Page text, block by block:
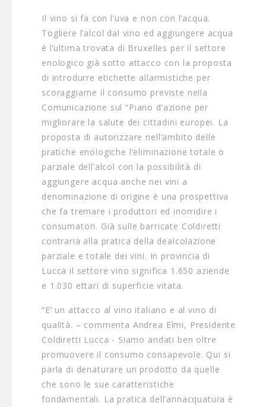
Il vino si fa con l’uva e non con l’acqua.
Togliere l’alcol dal vino ed aggiungere acqua
è l’ultima trovata di Bruxelles per il settore
enologico già sotto attacco con la proposta
di introdurre etichette allarmistiche per
scoraggiarne il consumo previste nella
Comunicazione sul “Piano d’azione per
migliorare la salute dei cittadini europei. La
proposta di autorizzare nell’ambito delle
pratiche enologiche l’eliminazione totale o
parziale dell’alcol con la possibilità di
aggiungere acqua anche nei vini a
denominazione di origine è una prospettiva
che fa tremare i produttori ed inorridire i
consumatori. Già sulle barricate Coldiretti
contraria alla pratica della dealcolazione
parziale e totale dei vini. In provincia di
Lucca il settore vino significa 1.650 aziende
e 1.030 ettari di superficie vitata.
“E’ un attacco al vino italiano e al vino di
qualità. – commenta Andrea Elmi, Presidente
Coldiretti Lucca - Siamo andati ben oltre
promuovere il consumo consapevole. Qui si
parla di denaturare un prodotto da quelle
che sono le sue caratteristiche
fondamentali. La pratica dell’annacquatura è